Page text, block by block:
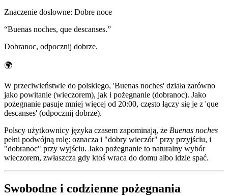
Znaczenie dosłowne: Dobre noce
“Buenas noches, que descanses.”
Dobranoc, odpocznij dobrze.
🌍
W przeciwieństwie do polskiego, 'Buenas noches' działa zarówno
jako powitanie (wieczorem), jak i pożegnanie (dobranoc). Jako
pożegnanie pasuje mniej więcej od 20:00, często łączy się je z 'que
descanses' (odpocznij dobrze).
Polscy użytkownicy języka czasem zapominają, że Buenas noches
pełni podwójną rolę: oznacza i "dobry wieczór" przy przyjściu, i
"dobranoc" przy wyjściu. Jako pożegnanie to naturalny wybór
wieczorem, zwłaszcza gdy ktoś wraca do domu albo idzie spać.
Swobodne i codzienne pożegnania